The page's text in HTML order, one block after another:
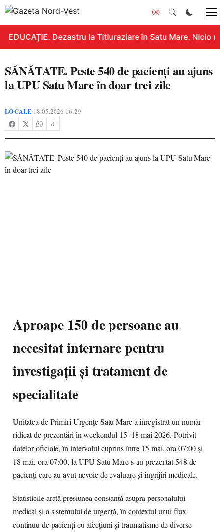
EDUCAȚIE. Dezastru la Titluraziare în Satu Mare. Nicio
SĂNĂTATE. Peste 540 de pacienți au ajuns
la UPU Satu Mare în doar trei zile
LOCALE•18.05.2026 16:29
Aproape 150 de persoane au
necesitat internare pentru
investigații și tratament de
specialitate
Unitatea de Primiri Urgențe Satu Mare a înregistrat un număr
ridicat de prezentări în weekendul 15–18 mai 2026. Potrivit
datelor oficiale, în intervalul cuprins între 15 mai, ora 07:00 și
18 mai, ora 07:00, la UPU Satu Mare s-au prezentat 548 de
pacienți care au avut nevoie de evaluare și îngrijiri medicale.
Statisticile arată presiunea constantă asupra personalului
medical și a sistemului de urgență, în contextul unui flux
continuu de pacienți cu afecțiuni și traumatisme de diverse